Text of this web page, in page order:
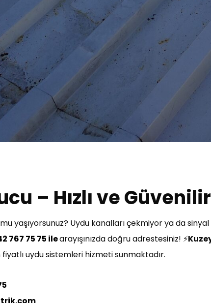
– Hızlı ve
yaşıyorsunuz? Uydu kanalları çekmiyor ya da
767 75 75 ilearayışınızda doğru adrestesiniz! ⚡
fiyatlı uydu sistemleri hizmeti sunmaktadır.